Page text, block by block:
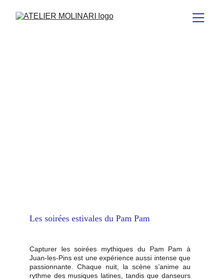
Les soirées estivales du Pam Pam
Capturer les soirées mythiques du Pam Pam à
Juan-les-Pins est une expérience aussi intense que
passionnante. Chaque nuit, la scène s’anime au
rythme des musiques latines, tandis que danseurs